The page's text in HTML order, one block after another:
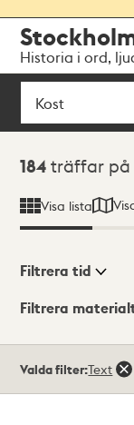
navigationen
huvudinnehållet
Historia i ord,
Sök
Sökresultat
184 träffar på
Visa lista
Visningsläge
Filtrera tid
Filtrera
184träffar
Valda filter:Text